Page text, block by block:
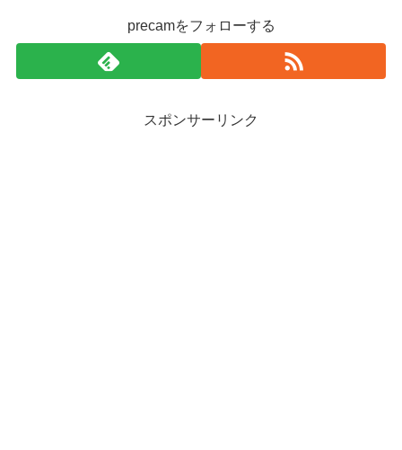
precamをフォローする
スポンサーリンク